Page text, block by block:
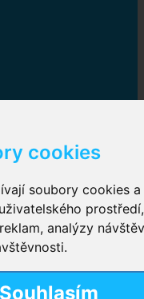
cookies
soubory cookies
analýzy
Souhlasím
,Plenkové kalhotky
kalhotky dámské